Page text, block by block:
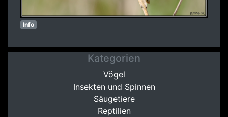
Info
Kategorien
Vögel
Insekten und Spinnen
Säugetiere
Reptilien